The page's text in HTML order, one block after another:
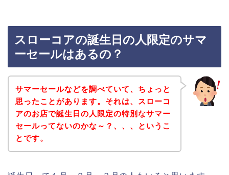
スローコアの誕生日の人限定のサマ
ーセールはあるの？
サマーセールなどを調べていて、ちょっと
思ったことがあります。それは、スローコ
アのお店で誕生日の人限定の特別なサマー
セールってないのかな～？、、、というこ
とです。